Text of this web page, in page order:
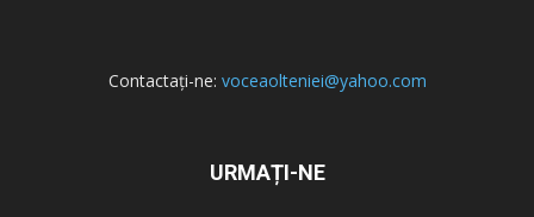
Contactați-ne: voceaolteniei@yahoo.com
URMAȚI-NE